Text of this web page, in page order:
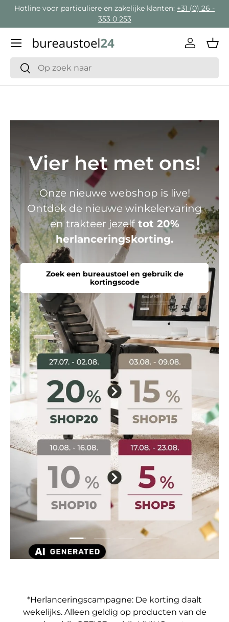
Hotline voor particuliere en zakelijke klanten: +31 (0) 26 -
353 0 253
Zoeken
Zoeken
Inloggen
Menu
Dia laden 1 van 4
Dia laden 2 van 4
Dia laden 3 van 4
Dia laden 4 van 4
*Herlanceringscampagne: De korting daalt
wekelijks. Alleen geldig op producten van de